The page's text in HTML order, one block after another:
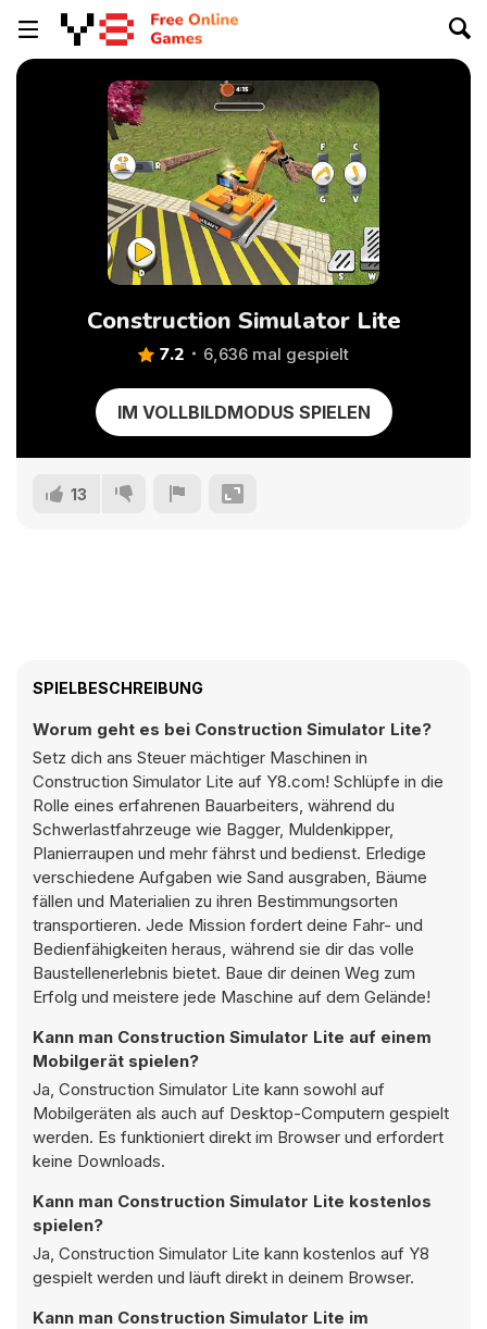
Construction Simulator Lite
7.2 6,636 mal gespielt
IM VOLLBILDMODUS SPIELEN
13
SPIELBESCHREIBUNG
Worum geht es bei Construction Simulator Lite?
Setz dich ans Steuer mächtiger Maschinen in
Construction Simulator Lite auf Y8.com! Schlüpfe in die
Rolle eines erfahrenen Bauarbeiters, während du
Schwerlastfahrzeuge wie Bagger, Muldenkipper,
Planierraupen und mehr fährst und bedienst. Erledige
verschiedene Aufgaben wie Sand ausgraben, Bäume
fällen und Materialien zu ihren Bestimmungsorten
transportieren. Jede Mission fordert deine Fahr- und
Bedienfähigkeiten heraus, während sie dir das volle
Baustellenerlebnis bietet. Baue dir deinen Weg zum
Erfolg und meistere jede Maschine auf dem Gelände!
Kann man Construction Simulator Lite auf einem
Mobilgerät spielen?
Ja, Construction Simulator Lite kann sowohl auf
Mobilgeräten als auch auf Desktop-Computern gespielt
werden. Es funktioniert direkt im Browser und erfordert
keine Downloads.
Kann man Construction Simulator Lite kostenlos
spielen?
Ja, Construction Simulator Lite kann kostenlos auf Y8
gespielt werden und läuft direkt in deinem Browser.
Kann man Construction Simulator Lite im